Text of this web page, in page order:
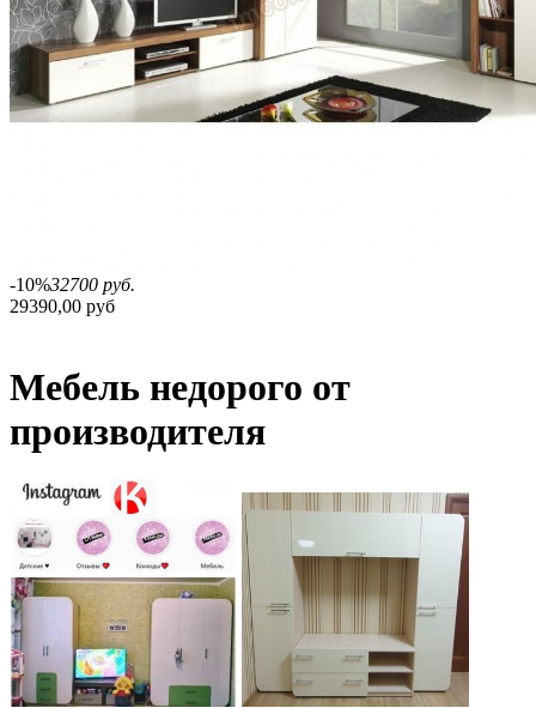
-10%32700 руб.
29390,00 руб
Мебель недорого от
производителя